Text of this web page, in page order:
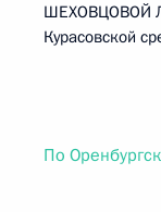
ШЕХОВЦОВОЙ
Курасовской
По